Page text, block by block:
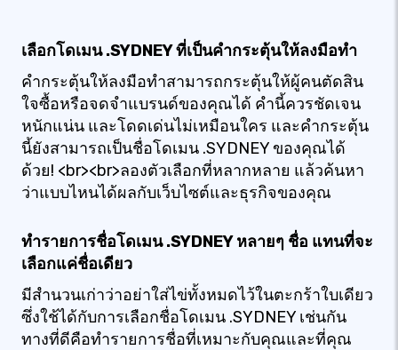
เลือกโดเมน .SYDNEY ที่เป็นคำกระตุ้นให้ลงมือทำ
คำกระตุ้นให้ลงมือทำสามารถกระตุ้นให้ผู้คนตัดสิน
ใจซื้อหรือจดจำแบรนด์ของคุณได้ คำนี้ควรชัดเจน
หนักแน่น และโดดเด่นไม่เหมือนใคร และคำกระตุ้น
นี้ยังสามารถเป็นชื่อโดเมน .SYDNEY ของคุณได้
ด้วย! <br><br>ลองตัวเลือกที่หลากหลาย แล้วค้นหา
ว่าแบบไหนได้ผลกับเว็บไซต์และธุรกิจของคุณ
ทำรายการชื่อโดเมน .SYDNEY หลายๆ ชื่อ แทนที่จะ
เลือกแค่ชื่อเดียว
มีสำนวนเก่าว่าอย่าใส่ไข่ทั้งหมดไว้ในตะกร้าใบเดียว
ซึ่งใช้ได้กับการเลือกชื่อโดเมน .SYDNEY เช่นกัน
ทางที่ดีคือทำรายการชื่อที่เหมาะกับคุณและที่คุณ